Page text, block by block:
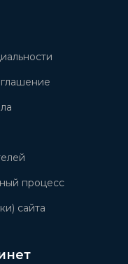
процесс
сайта